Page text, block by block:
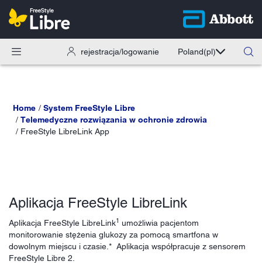
rejestracja/logowanie Poland(pl)
Home
System FreeStyle Libre
Telemedyczne rozwiązania w ochronie zdrowia
FreeStyle LibreLink App
Aplikacja FreeStyle LibreLink
Aplikacja FreeStyle LibreLink1 umożliwia pacjentom
monitorowanie stężenia glukozy za pomocą smartfona w
dowolnym miejscu i czasie.* Aplikacja współpracuje z sensorem
FreeStyle Libre 2.